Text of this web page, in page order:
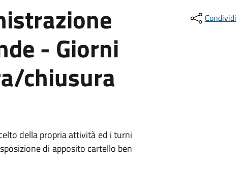
- Giorni
chiusura
della propria attività ed i turni
di apposito cartello ben
Condividi